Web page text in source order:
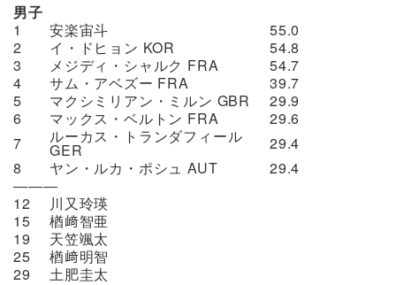
男子
1
安楽宙斗
55.0
2
イ・ドヒョン KOR
54.8
3
メジディ・シャルク FRA
54.7
4
サム・アベズー FRA
39.7
5
マクシミリアン・ミルン GBR
29.9
6
マックス・ベルトン FRA
29.6
7
ルーカス・トランダフィール
GER
29.4
8
ヤン・ルカ・ポシュ AUT
29.4
―――
12
川又玲瑛
15
楢﨑智亜
19
天笠颯太
25
楢﨑明智
29
土肥圭太